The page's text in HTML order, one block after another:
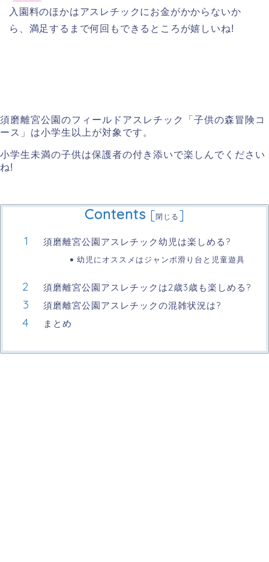
入園料のほかはアスレチックにお金がかからないか
ら、満足するまで何回もできるところが嬉しいね!
須磨離宮公園のフィールドアスレチック「子供の森冒険コ
ース」は小学生以上が対象です。
小学生未満の子供は保護者の付き添いで楽しんでください
ね!
Contents [閉じる ]
須磨離宮公園アスレチック幼児は楽しめる?
幼児にオススメはジャンボ滑り台と児童遊具
須磨離宮公園アスレチックは2歳3歳も楽しめる?
須磨離宮公園アスレチックの混雑状況は?
まとめ